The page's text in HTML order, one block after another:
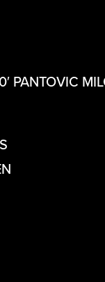
PANTOVIC